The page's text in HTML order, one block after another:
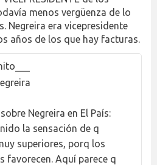
menos vergüenza de lo
Negreira era vicepresidente
años de los que hay facturas.
Negreira en El País:
la sensación de q
superiores, porq los
favorecen. Aquí parece q